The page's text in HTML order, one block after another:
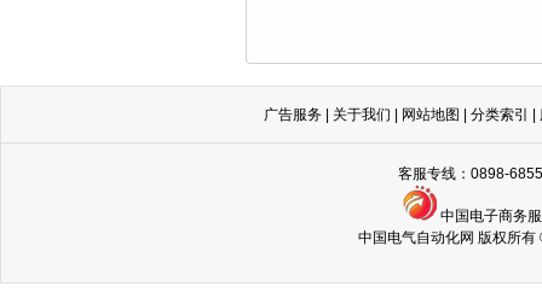
广告服务 关于我们 网站地图 分类索引
客服专线：0898-
中国电子商务
中国电气自动化网 版权所